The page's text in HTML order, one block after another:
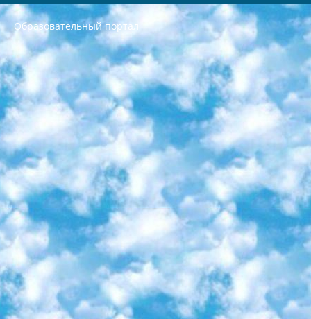
Образовательный портал
РЕСПУБЛИКА УЗБЕКИСТАН МИНИСТРЕРСТВО ДОШКОЛЬНОГО И ШКОЛЬНОГО ОБРАЗОВАНИЯ КОМАНДА в общеобразовательных учреждениях в 2023-2024 учебном году организация и проведение итоговой государственной аттестации обучающихся о Министра дошкольного и школьного образования Республики Узбекистан от 4 марта 2008 года (постановлением Минюста от 20 марта 2008 года № 1778 государственной регистрации) «Итоговое состояние учащихся общего среднего образования на основании положения об утверждении положения об аттестации общего среднего образования выпускной экзамен студентов в образовательных учреждениях в 2023-2024 учебном году В целях организации и прохождения аттестации приказываю: 1. Следующее: перечень предметов, по которым будет проводиться итоговая государственная аттестация и экзамен формы перевода согласно приложению 1; сертификаты международного образца, оценивающие уровень владения иностранными языками перечень согласно приложению 2; 2. Педагогический при специализированных образовательных учреждениях. научно-практический центр квалификации и международной оценки (Д.Давидова) 2024 г. До 25 марта: задания по предметам, по которым будет проводиться итоговая аттестация разработка и утверждение технических условий; итоговая аттестация на основании разработанного предметного задания разработка вопросов по предметам (устно и письменно), экзамен передача; общеобразовательные средние школы и специальные учебные заведения учащиеся выпускных классов школ и интернатов в агентской системе подготовка базы данных экзаменационных материалов и критериев оценки; перевод базы экзаменационных материалов на все языки обучения подать в Республиканский образовательный центр для изготовления; варианты экзаменов на основе разработанных контрольных материалов пусть будут поставлены задачи формирования. 3. Республиканский образовательный центр (Ш.Худайкулов) до 5 апреля 2024 года. до: база данных предоставленных экзаменационных материалов на все языки обучения перевод и экспертиза; для слепых, слабовидящих, глухих, слабослышащих и умственно отсталых детей учащиеся выпускных классов специализированных школ и школ-интернатов база данных экзаменационных материалов на всех преподаваемых языках подготовка критериев оценки; специализированные школы для умственно отсталых детей и технологии для учащихся выпускных классов школ-интернатов разработка соответствующих рекомендаций и критериев проведения ЕГЭ по естествознанию давать задания. 4. Педагогический при специализированных образовательных учреждениях. Научно-практический центр навыков и международной оценки (Д.Давидова), Республика образовательный центр (Худайкулов Ш.) итоговый государственный аттестационный экзамен ориентирован на творческое и логическое мышление при подготовке базы материалов учитывать введение заданий. 5. Следует отметить, что: сертификат государственного образца о знании общеобразовательного предмета и как минимум национальный уровень B1 по предметам на иностранных языках, указанным в Приложении 2. или международно признанный сертификат эквивалентного уровня студенты, изучающие определенный предмет, освобождаются от экзамена; по соответствующим предметам запланирована итоговая государственная аттестация за день до дня, путем жеребьевки Рабочей группой (в письменной форме по предметам, проводимым в форме) из числа сформированных вариантов выбрано 2 варианта; 2 выбранных варианта экзамена анонсированы на официальном сайте министерства и все выпускники по всей стране на основе этих вариантов проводит итоговую государственную аттестацию. 6. Государственное образование учащихся средних общеобразовательных учреждений. знания в соответствии с квалификационными требованиями, которые необходимо приобрести на основании стандартов итоговый (выпускной) контроль для 9 и 11 классов в целях тестирования Экзамены (далее – экзамены) состоят из предметов, перечисленных в приложении 1. будет сделано. 7. Экзамены пройдут с 26 мая по 15 июня 2024 г. (кроме науки физического воспитания). 8. Физическая для учащихся 9 классов общесредних образовательных учреждений. Экзамены по предмету «Образование, квалификация медицина» 1-6 мая 2024 года. сотрудники перевести под присмотр (с отклонениями в физическом или умственном развитии) специализированная школа для детей, школы-интернаты и со сколиозом школы-интернаты санаторного типа для больных детей исключены). 9. Он был слепым, слабовидящим и имел нарушения опорно-двигательного аппарата. экзамены в специализированных школах и интернатах для детей должны проводиться исходя из требований, предъявляемых к общеобразовательным учреждениям (физкультура кроме науки). 10. Специализированная школа для глухих и слабослышащих детей. и экзамены в интернатах и быть реализован в виде письменного теста по математике. 11. Специальность для умственно отсталых детей. Для 9 класса Родной язык и литературное письмо Государственный язык (язык обучения – узбекский). для неклассов) написано Математическое письмо Письменная/устная история Узбекистана Физическое воспитание практично Итоговый контроль Для 11 класса Написание родного языка и литературы (эссе) Математическое письмо Узбекский язык (обучение на узбекском языке) не посещающее общее среднее образование для учреждений)/Образовательное учреждение выбор письменный и устный Иностранный язык письменный/устный Письменная/устная история Узбекистана *По выбору студента:  Химия  Физика  Основы государственного права  География 10 бесплатных образовательных ресурсов - Мы составили подборку онлайн-проектов с интерактивными упражнениями, видеолекциями и статьями. Они помогут вам обрести новые и освежить старые знания бесплатно. 1. «ИНТУИТ» Старейшая образовательная площадка Рунета. Здесь вы найдёте сотни текстовых и видеокурсов на десятки различных тем — от программирования до психологии. Многие курсы подготовлены российскими университетами и крупными международными компаниями вроде Intel и Microsoft. Самостоятельное обучение бесплатное, но желающие могут оплатить услуги персональных наставников. 2. «Смартия» знакомит с актуальными профессиями и подсказывает, как им обучаться. Выбрав заинтересовавшую вас специальность — SMM-специалист, фотограф, веб-дизайнер или другую, — увидите список необходимых для неё умений. Чтобы вы могли освоить их самостоятельно, для каждого умения площадка отображает подборку ссылок на учебные материалы. Хотя «Смартия» ориентируется на русскоязычную аудиторию, часть контента всё же доступна только на английском. 3. «Лекторий Физтеха» Проект Московского физико-технического института (Физтеха). С его помощью вы можете смотреть онлайн серии лекций, записанные на видео в этом вузе. В числе доступных предметов — физика, биология, химия, информационные технологии и другие. К некоторым лекциям администрация ресурса прилагает готовые конспекты, которые можно скачивать в PDF-формате. 4. ITMOcourses Онлайн-площадка Санкт-Петербургского национального исследовательского университета информационных технологий, механики и оптики (ИТМО). Ресурс предоставляет свободный доступ к курсам, разработанным в этом вузе. Каталог материалов разбит на четыре категории: «Оптические системы и технологии», «Приборостроение и робототехника», «Информационные технологии» и «Биотехнологии». Курсы состоят из видеолекций, интерактивных демонстраций и заданий. 5. «КиберЛенинка» Электронная научная библиотека открытого доступа. Каталог площадки регулярно обрастает текстами статей из различных научных изданий. Сгруппированные по журналам и рубрикам публикации можно читать онлайн или скачивать целиком в PDF-формате. Проект нацелен на популяризацию науки за счёт открытого доступа к качественной информации. 6. «ПостНаука» На этом ресурсе публикуют подборки видеолекций, составленные экспертами из разных отраслей и объединённые общими темами. Среди них, к примеру, есть серии «Биоинформатика и геномика», «Культура средневековой Скандинавии» и Cinema Studies о теории кино. Каждая подборка лекций — логически связанная история, рассказанная экспертом от первого лица. Кроме того, на сайте появляются научно-образовательные статьи и тесты на разные темы. 7. «Newочём» Команда проекта «Newочём» отбирает самые интересные тексты из англоязычных СМИ и переводит те из них, за которые голосуют участники сообщества «ВКонтакте». По большей части это научно-популярные статьи. Редакторы придумывают лишь заголовки, в остальном содержание переводов соответствует оригиналам. Полные тексты можно читать прямо в социальной сети. 8. InternetUrok Онлайн-база материалов по основным дисциплинам школьной программы. Информация на сайте структурирована по классам, предметам и темам (урокам). Каждый урок состоит из видеолекций и конспектов. Есть также интерактивные тренажёры и тесты для закрепления пройденного материала. Даже если вы давно окончили школу, возможность повторить программу старших классов всегда может пригодиться. 9. Edutainme Ещё один ресурс об образовании. В отличие от Newtonew, как мне кажется, Edutainme больше ориентируется на представителей индустрии: педагогов, предпринимателей, разработчиков образовательных проектов. Но и любой, кто просто стремится к саморазвитию, найдёт на сайте много полезного и интересного для себя. Например, информацию о новых курсах и образовательных сервисах. 10. Newtonew Онлайн-медиа об образовании и обучении в широком смысле. Авторы Newtonew пишут об инструментах, заведениях, тактиках и стратегиях, которые помогают учить других и получать новые знания самостоятельно. На этой площадке вы найдёте новости, обзоры, аналитические мат